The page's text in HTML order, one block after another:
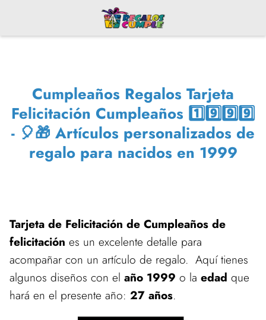
Cumpleaños Regalos Tarjeta
Felicitación Cumpleaños 1️⃣9️⃣9️⃣9️⃣
- 🎈🎁 Artículos personalizados de
regalo para nacidos en 1999
Tarjeta de Felicitación de Cumpleaños de
felicitación es un excelente detalle para
acompañar con un artículo de regalo. Aquí tienes
algunos diseños con el año 1999 o la edad que
hará en el presente año: 27 años.